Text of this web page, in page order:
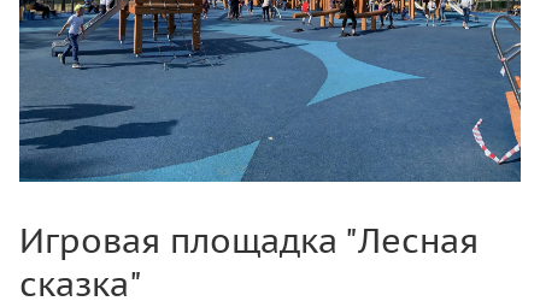
Игровая площадка "Лесная
сказка"